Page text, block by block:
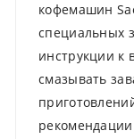
кофемашин
специальных
инструкции к
смазывать